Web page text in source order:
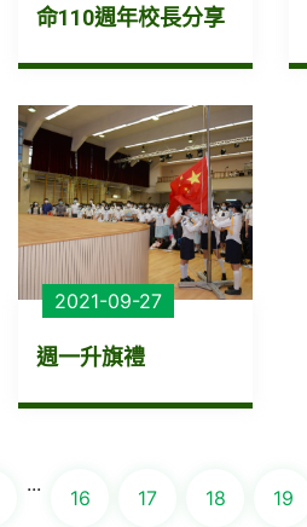
命110週年校長分享
2021-09-27
週一升旗禮
...
16 17 18 19